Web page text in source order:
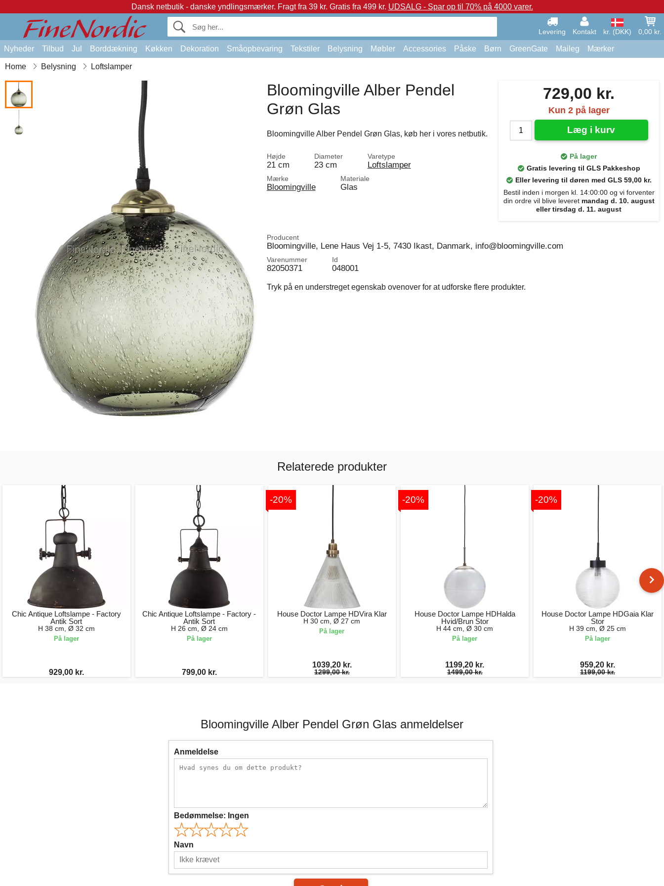
Dansk netbutik - danske yndlingsmærker. Fragt fra 39 kr. Gratis fra 499 kr. UDSALG - Spar op til 70% på 4000 varer.
Levering Kontakt kr. (DKK) 0,00 kr.
Nyheder Tilbud Jul Borddækning Køkken Dekoration Småopbevaring Tekstiler Belysning Møbler Accessories Påske Børn GreenGate Maileg Mærker
Home Belysning Loftslamper
729,00 kr.
Kun 2 på lager
Læg i kurv
På lager
Gratis levering til GLS Pakkeshop
Eller levering til døren med GLS 59,00 kr.
Bestil inden i morgen kl. 14:00:00 og vi forventer
din ordre vil blive leveret mandag d. 10. august
eller tirsdag d. 11. august
Bloomingville Alber Pendel
Grøn Glas
Bloomingville Alber Pendel Grøn Glas, køb her i vores netbutik.
Højde
21 cm
Diameter
23 cm
Varetype
Loftslamper
Mærke
Bloomingville
Materiale
Glas
Producent
Bloomingville, Lene Haus Vej 1-5, 7430 Ikast, Danmark, info@bloomingville.com
Varenummer
82050371
Id
048001
Tryk på en understreget egenskab ovenover for at udforske flere produkter.
Relaterede produkter
Chic Antique Loftslampe - Factory
Antik Sort
H 38 cm, Ø 32 cm
På lager
929,00 kr.
Chic Antique Loftslampe - Factory -
Antik Sort
H 26 cm, Ø 24 cm
På lager
799,00 kr.
-20%
House Doctor Lampe HDVira Klar
H 30 cm, Ø 27 cm
På lager
1039,20 kr.
1299,00 kr.
-20%
House Doctor Lampe HDHalda
Hvid/Brun Stor
H 44 cm, Ø 30 cm
På lager
1199,20 kr.
1499,00 kr.
-20%
House Doctor Lampe HDGaia Klar
Stor
H 39 cm, Ø 25 cm
På lager
959,20 kr.
1199,00 kr.
Bloomingville Alber Pendel Grøn Glas anmeldelser
Anmeldelse
Bedømmelse: Ingen
Navn